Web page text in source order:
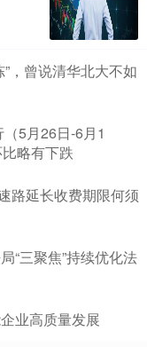
，曾说清华北大不如
5月26日-6月1
略有下跌
路延长收费期限何须
“三聚焦”持续优化法
业高质量发展